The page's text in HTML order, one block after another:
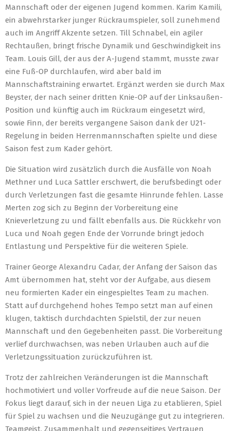
Mannschaft oder der eigenen Jugend kommen. Karim Kamili,
ein abwehrstarker junger Rückraumspieler, soll zunehmend
auch im Angriff Akzente setzen. Till Schnabel, ein agiler
Rechtaußen, bringt frische Dynamik und Geschwindigkeit ins
Team. Louis Gill, der aus der A-Jugend stammt, musste zwar
eine Fuß-OP durchlaufen, wird aber bald im
Mannschaftstraining erwartet. Ergänzt werden sie durch Max
Beyster, der nach seiner dritten Knie-OP auf der Linksaußen-
Position und künftig auch im Rückraum eingesetzt wird,
sowie Finn, der bereits vergangene Saison dank der U21-
Regelung in beiden Herrenmannschaften spielte und diese
Saison fest zum Kader gehört.
Die Situation wird zusätzlich durch die Ausfälle von Noah
Methner und Luca Sattler erschwert, die berufsbedingt oder
durch Verletzungen fast die gesamte Hinrunde fehlen. Lasse
Merten zog sich zu Beginn der Vorbereitung eine
Knieverletzung zu und fällt ebenfalls aus. Die Rückkehr von
Luca und Noah gegen Ende der Vorrunde bringt jedoch
Entlastung und Perspektive für die weiteren Spiele.
Trainer George Alexandru Cadar, der Anfang der Saison das
Amt übernommen hat, steht vor der Aufgabe, aus diesem
neu formierten Kader ein eingespieltes Team zu machen.
Statt auf durchgehend hohes Tempo setzt man auf einen
klugen, taktisch durchdachten Spielstil, der zur neuen
Mannschaft und den Gegebenheiten passt. Die Vorbereitung
verlief durchwachsen, was neben Urlauben auch auf die
Verletzungssituation zurückzuführen ist.
Trotz der zahlreichen Veränderungen ist die Mannschaft
hochmotiviert und voller Vorfreude auf die neue Saison. Der
Fokus liegt darauf, sich in der neuen Liga zu etablieren, Spiel
für Spiel zu wachsen und die Neuzugänge gut zu integrieren.
Teamgeist, Zusammenhalt und gegenseitiges Vertrauen